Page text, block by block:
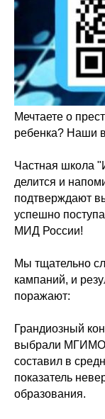
Мечтаете о
ребенка? Наши
Частная школа
делится и
подтверждают
успешно
МИД России!
Мы тщательно
кампаний, и
поражают:
Грандиозный
выбрали МГИМО!
составил в
показатель
образования.